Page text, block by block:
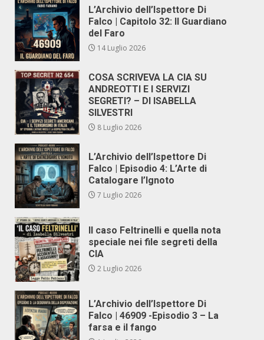
L’Archivio dell’Ispettore Di
Falco | Capitolo 32: Il Guardiano
del Faro
14 Luglio 2026
COSA SCRIVEVA LA CIA SU
ANDREOTTI E I SERVIZI
SEGRETI? – DI ISABELLA
SILVESTRI
8 Luglio 2026
L’Archivio dell’Ispettore Di
Falco | Episodio 4: L’Arte di
Catalogare l’Ignoto
7 Luglio 2026
Il caso Feltrinelli e quella nota
speciale nei file segreti della
CIA
2 Luglio 2026
L’Archivio dell’Ispettore Di
Falco | 46909 -Episodio 3 – La
farsa e il fango